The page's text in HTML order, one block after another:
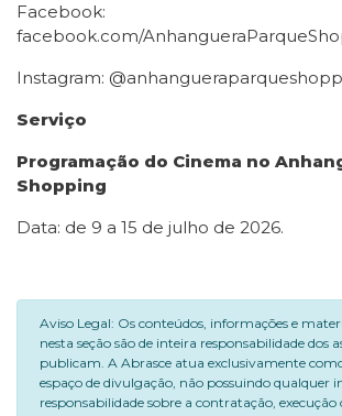
Facebook:
facebook.com/
Instagram:
Serviço
Programação do Cinema no
Shopping
Data: de 9 a 15 de julho de 2026.
Aviso Legal: Os conteúdos, informações e
nesta seção são de inteira responsabilidade dos
publicam. A Abrasce atua exclusivamente
espaço de divulgação, não possuindo qualquer
responsabilidade sobre a contratação, execução